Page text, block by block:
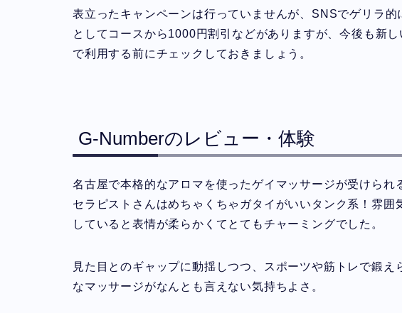
表立ったキャンペーンは行っていませんが、SNSでゲリラ的
としてコースから1000円割引などがありますが、今後も新
で利用する前にチェックしておきましょう。
G-Numberのレビュー・体験
名古屋で本格的なアロマを使ったゲイマッサージが受けられ
セラピストさんはめちゃくちゃガタイがいいタンク系！雰囲
していると表情が柔らかくてとてもチャーミングでした。
見た目とのギャップに動揺しつつ、スポーツや筋トレで鍛え
なマッサージがなんとも言えない気持ちよさ。